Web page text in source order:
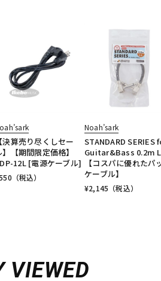
【決算売り尽くしセー
】【期間限定価格】
12L [電源ケーブル]
（税込）
Noah’sark
STANDARD SERIES
Guitar&Bass 0.2m
【コスパに優れたパ
ケーブル】
¥2,145 （税込）
VIEWED